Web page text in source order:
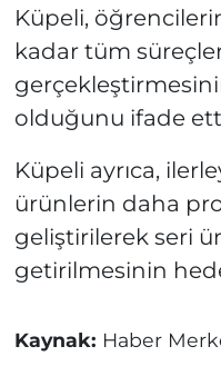
Küpeli,
kadar tüm
olduğunu ifade
Küpeli ayrıca,
ürünlerin daha
geliştirilerek seri
getirilmesinin
Kaynak: Haber